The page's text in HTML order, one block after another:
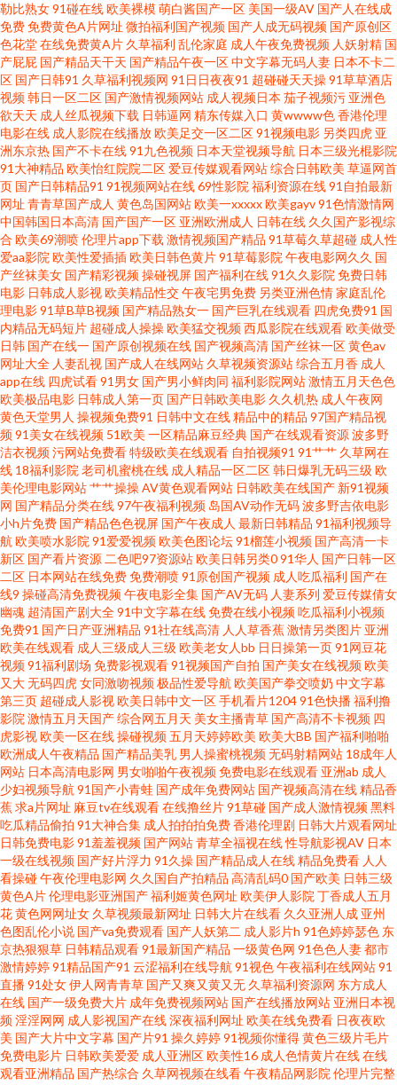
在线播放免费黄页视频 91性爱视频大全 wwwavttcom 国产日韩欧美久久 国
产喷水自拍 欧美人妖一区 三年成全免费观看在线 91传播媒 91视频孕妇 国产
精品色在线 久久特黄 欧美三级在线 日韩精品短片 91啦中文91 bt迅雷下载电
影 欧美国产日韩精品综合 青青草视频免费观看 91传媒美女 久久久久久久久
久国产精品 91se成人 岛国avcom 欧美欧美日韩综合一品视频 2019最新电影
网站 国产黄AV巨乳后入啊 日本五月天撸啊撸 91女优福利姬 国产福利在线观
看 日韩精品中字 91同城在线观看 国产色片影音先锋 少妇丝袜在线观看AV 97
超碰夫妻资源 九1网页熊猫 午夜影院 97超碰福利导航 嫩草ying院 80s电影网
站 福利激情导航 欧美在线久草视频 91草在线观看 国产91在线观看 殴美日韩
不长 91狠狠超踫在线 丰满熟妇大乳做爰 日韩欧美大片 91人人插 国内自产自
拍AV 视频黄 bb美女 青青网 97人人干人人操 欧美日韩国产色婷婷 91AV视频
导航 传媒免费在线 日韩高清com 91制作室白乳 久久久久停停停 亚洲精品国
产视频二区 豆花官网免费进入 欧美综合视频区 91福利入口 91视屏成人性生
活影片 年轻的朋友4韩剧免费观看 天堂素人原创 日韩三区 国产www个视频
91 色综合国产视频 91午夜福利 就要草视频在线看 6080电影在线观看免费 东
方影视库800 最新在线电影 成人网址在线观看国产 日韩欧美综合综合网 91永
久免费视频 久久综合色老色 一及片免费 电影天堂dytt8 日韩福利一区二区 91
视频国产足交 精品久久人妻中文更新 91N福利网 福利视频导航 三级网站 97
青娱 男女夜间做事网站 91绿帽首页夫妻论坛 久久国产综合 亚洲首页 豆花Tv
官网登录入口 全能影视大全在线观看 91啪在线 国产综合精品九九 天天视频
在线观看视频 sese777 青青草原 91色资源 伦理在线观看 91成人版在线看 国
产成人午夜福利在线观看 色色91资源网 91香蕉视频在线看 欧美日韩视频图
片一二三 91日本美女看片 激情白虎 亚洲AV妻不如妾 东京热亚洲天堂 深夜福
利网站国产日韩 91资源站 自产中文 免费在线观看网站 91极品网址 黄色九一
勒比熟女91碰在线欧美裸模萌白酱国产一区 美国一级AV 国产人在线成
免费免费黄色A片网址 微拍福利国产视频 国产人成无码视频 国产原创区
色花堂在线免费黄A片 久草福利 乱伦家庭 成人午夜免费视频 人妖射精 国
产屁屁 国产精品天干天 国产精品午夜一区中文字幕无码人妻 日本不卡二
区 国产日韩91 久草福利视频网 91日日夜夜91 超碰碰天天操91草草酒店
视频韩日一区二区 国产激情视频网站 成人视频日本 茄子视频污 亚洲色
欲天天 成人丝瓜视频下载 日韩逼网 精东传媒入口 黄wwww色香港伦理
电影在线 成人影院在线播放欧美足交一区二区91视频电影 另类四虎 亚
洲东京热 国产不卡在线91九色视频 日本天堂视频导航 日本三级光棍影院
91大神精品 欧美怡红院院二区爱豆传媒观看网站综合日韩欧美 草逼网首
页 国产日韩精品91 91视频网站在线69性影院 福利资源在线91自拍最新
网址 青青草国产成人 黄色岛国网站欧美一xxxxx欧美gayv91色情激情网
中国韩国日本高清 国产国产一区 亚洲欧洲成人 日韩在线 久久国产影视综
合 欧美69潮喷伦理片app下载 激情视频国产精品 91草莓久草超碰 成人性
爱aa影院 欧美性爱插插欧美日韩色黄片91草莓影院 午夜电影网久久 国
产丝袜美女 国产精彩视频操碰视屏 国产福利在线91久久影院 免费日韩
电影 日韩成人影视欧美精品性交午夜宅男免费 另类亚洲色情家庭乱伦
理电影91草B草B视频 国产精品熟女一 国产巨乳在线观看 四虎免费91 国
内精品无码短片 超碰成人操操欧美猛交视频西瓜影院在线观看欧美做受
日韩 国产在线一 国产原创视频在线 国产视频高清 国产丝袜一区黄色av
网址大全 人妻乱视 国产成人在线网站 久草视频资源站综合五月香 成人
app在线 四虎试看91男女 国产男小鲜肉同 福利影院网站激情五月天色色
欧美极品电影 日韩成人第一页 国产日韩欧美电影 久久机热 成人午夜网
黄色天堂男人 操视频免费91 日韩中文在线精品中的精品 97国产精品视
频91美女在线视频 51欧美 一区精品麻豆经典 国产在线观看资源波多野
洁衣视频污网站免费看特级欧美在线观看 自拍视频91 91艹艹 久草网在
线 18福利影院 老司机蜜桃在线 成人精品一区二区韩日爆乳无码三级 欧
美伦理电影网站艹艹操操AV黄色观看网站 日韩欧美在线国产 新91视频
网 国产精品分类在线97午夜福利视频 岛国AV动作无码波多野吉依电影
小h片免费 国产精品色色视屏 国产午夜成人 最新日韩精品 91福利视频导
航 欧美喷水影院 91爱爱视频欧美色图论坛91榴莲小视频 国产高清一卡
新区 国产看片资源 二色吧97资源站欧美日韩另类091华人 国产日韩一区
二区 日本网站在线免费免费潮喷91原创国产视频 成人吃瓜福利 国产在
线9 操碰高清免费视频午夜电影全集 国产AV无码 人妻系列 爱豆传媒倩女
幽魂 超清国产剧大全91中文字幕在线免费在线小视频吃瓜福利小视频
免费91 国产日产亚洲精品 91社在线高清 人人草香蕉激情另类图片 亚洲
欧美在线观看 成人三级成人三级 欧美老女人bb 日日操第一页91网豆花
视频91福利剧场 免费影视观看91视频国产自拍 国产美女在线视频欧美
又大无码四虎女同激吻视频极品性爱导航 欧美国产拳交喷奶 中文字幕
第三页 超碰成人影视欧美日韩中文一区手机看片120491色快播福利撸
影院 激情五月天国产综合网五月天 美女主播青草 国产高清不卡视频 四
虎影视欧美一区在线操碰视频五月天婷婷欧美 欧美大BB 国产福利啪啪
欧洲成人午夜精品 国产精品美乳 男人操蜜桃视频无码射精网站 18成年人
网站 日本高清电影网 男女啪啪午夜视频免费电影在线观看 亚洲ab 成人
少妇视频导航 91国产小青蛙 国产成年免费网站 国产视频高清在线精品香
蕉求a片网址 麻豆tv在线观看在线撸丝片91草碰 国产成人激情视频黑料
吃瓜精品偷拍 91大神合集 成人拍拍拍免费香港伦理剧 日韩大片观看网址
日韩免费电影91羞羞视频 国产网站青草全福视在线性导航影视AV 日本
一级在线视频 国产好片浮力 91久操 国产精品成人在线精品免费看 人人
看操碰午夜伦理电影网 久久国自产拍精品 高清乱码0 国产欧美 日韩三级
黄色A片伦理电影亚洲国产福利姬黄色网址 欧美伊人影院 丁香成人五月
花黄色网网址女 久草视频最新网址 日韩大片在线看 久久亚洲人成 亚州
色图乱伦小说 国产va免费观看 国产人妖第二 成人影片h 91色婷婷瑟色 东
京热狠狠草 日韩精品观看91最新国产精品 一级黄色网 91色色人妻都市
激情婷婷91精品国产91 云涩福利在线导航 91视色午夜福利在线网站91
直播91处女伊人网青青草 国产又爽又黄又无 久草福利资源网 东方成人
在线 国产一级免费大片 成年免费视频网站 国产在线播放网站 亚洲日本视
频淫淫网网 成人影视国产在线深夜福利网址 欧美在线免费看 日夜夜欧
美 国产大片中文字幕 国产片91 操久婷婷91视频你懂得黄色三级片毛片
免费电影片 日韩欧美爱爱 成人亚洲区欧美性16 成人色情黄片在线在线
观看亚洲精品 国产热综合 久草网视频在线看午夜精品网影院 伦理片完整